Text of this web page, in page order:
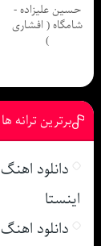
حسین علیزاده -
شامگاه ( افشاری
)
برترین ترانه ها
دانلود
اینستا
دانلود